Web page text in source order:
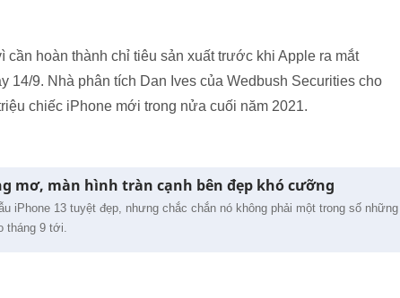
hoàn thành chỉ tiêu sản xuất trước khi Apple ra mắt
14/9. Nhà phân tích Dan Ives của Wedbush Securities cho
chiếc iPhone mới trong nửa cuối năm 2021.
mơ, màn hình tràn cạnh bên đẹp khó cưỡng
iPhone 13 tuyệt đẹp, nhưng chắc chắn nó không phải một trong số những
tháng 9 tới.